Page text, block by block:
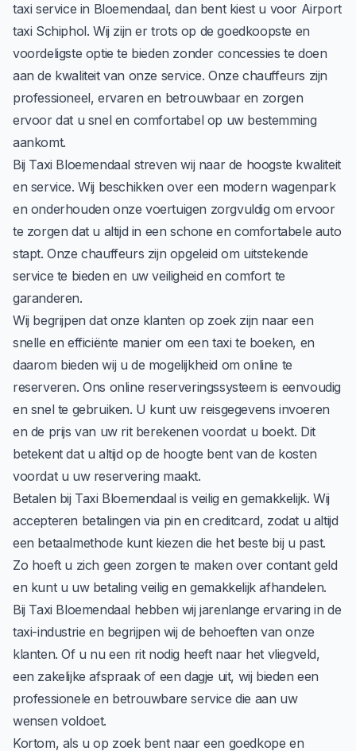
taxi service in Bloemendaal, dan bent kiest u voor Airport
taxi Schiphol. Wij zijn er trots op de goedkoopste en
voordeligste optie te bieden zonder concessies te doen
aan de kwaliteit van onze service. Onze chauffeurs zijn
professioneel, ervaren en betrouwbaar en zorgen
ervoor dat u snel en comfortabel op uw bestemming
aankomt.
Bij Taxi Bloemendaal streven wij naar de hoogste kwaliteit
en service. Wij beschikken over een modern wagenpark
en onderhouden onze voertuigen zorgvuldig om ervoor
te zorgen dat u altijd in een schone en comfortabele auto
stapt. Onze chauffeurs zijn opgeleid om uitstekende
service te bieden en uw veiligheid en comfort te
garanderen.
Wij begrijpen dat onze klanten op zoek zijn naar een
snelle en efficiënte manier om een taxi te boeken, en
daarom bieden wij u de mogelijkheid om online te
reserveren. Ons online reserveringssysteem is eenvoudig
en snel te gebruiken. U kunt uw reisgegevens invoeren
en de prijs van uw rit berekenen voordat u boekt. Dit
betekent dat u altijd op de hoogte bent van de kosten
voordat u uw reservering maakt.
Betalen bij Taxi Bloemendaal is veilig en gemakkelijk. Wij
accepteren betalingen via pin en creditcard, zodat u altijd
een betaalmethode kunt kiezen die het beste bij u past.
Zo hoeft u zich geen zorgen te maken over contant geld
en kunt u uw betaling veilig en gemakkelijk afhandelen.
Bij Taxi Bloemendaal hebben wij jarenlange ervaring in de
taxi-industrie en begrijpen wij de behoeften van onze
klanten. Of u nu een rit nodig heeft naar het vliegveld,
een zakelijke afspraak of een dagje uit, wij bieden een
professionele en betrouwbare service die aan uw
wensen voldoet.
Kortom, als u op zoek bent naar een goedkope en